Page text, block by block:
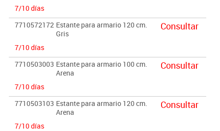
7/10 días
7710572172 Estante para armario 120 cm.
Gris
7/10 días
Consultar
7710503003 Estante para armario 100 cm.
Arena
7/10 días
Consultar
7710503103 Estante para armario 120 cm.
Arena
7/10 días
Consultar